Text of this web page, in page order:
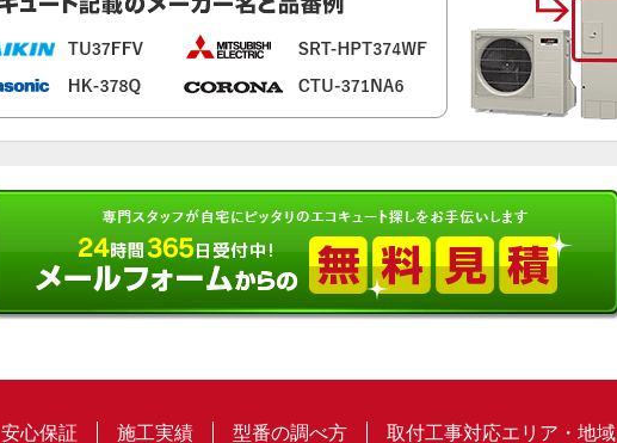
安心保証 施工実績 型番の調べ方 取付工事対応エリア・地域